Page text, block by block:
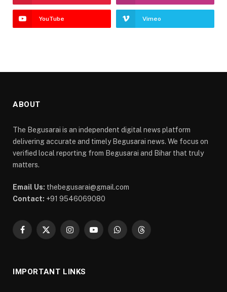
YouTube Vimeo
ABOUT
The Begusarai is an independent digital news platform
delivering accurate and timely Begusarai news. We focus on
verified local reporting from Begusarai and Bihar that truly
matters.
Email Us: thebegusarai@gmail.com
Contact: +91 9546069080
Facebook
X
InstagramYouTubeWhatsAppThreads
IMPORTANT LINKS